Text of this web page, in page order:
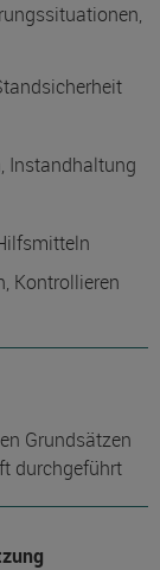
Instandhaltung
Kontrollieren
Grundsätzen
durchgeführt